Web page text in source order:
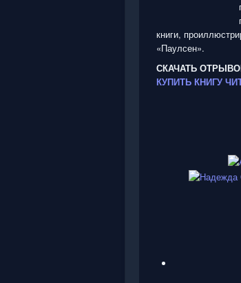
книги,
«Паулсен».
СКАЧАТЬ
КУПИТЬ КНИГУ